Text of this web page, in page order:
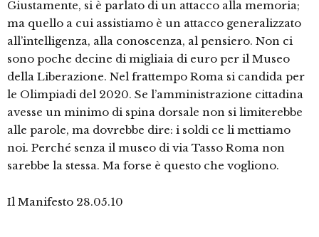
Giustamente, si è parlato di un attacco alla memoria;
ma quello a cui assistiamo è un attacco generalizzato
all’intelligenza, alla conoscenza, al pensiero. Non ci
sono poche decine di migliaia di euro per il Museo
della Liberazione. Nel frattempo Roma si candida per
le Olimpiadi del 2020. Se l’amministrazione cittadina
avesse un minimo di spina dorsale non si limiterebbe
alle parole, ma dovrebbe dire: i soldi ce li mettiamo
noi. Perché senza il museo di via Tasso Roma non
sarebbe la stessa. Ma forse è questo che vogliono.
Il Manifesto 28.05.10